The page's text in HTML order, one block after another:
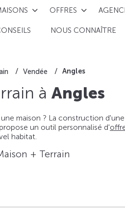
OFFRES
NOUS CONNAÎTRE
Vendée Angles
à Angles
maison ? La construction
un outil personnalisé d'
habitat.
+ Terrain